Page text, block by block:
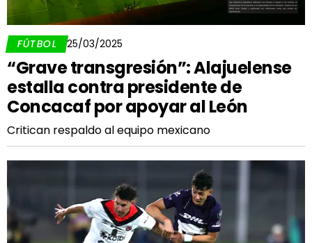
FÚTBOL 25/03/2025
“Grave transgresión”: Alajuelense
estalla contra presidente de
Concacaf por apoyar al León
Critican respaldo al equipo mexicano